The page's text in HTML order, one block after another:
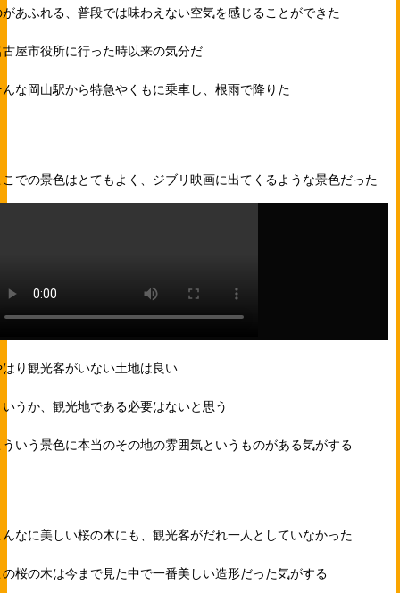
があふれる、普段では味わえない空気を感じることができた
古屋市役所に行った時以来の気分だ
んな岡山駅から特急やくもに乗車し、根雨で降りた
こでの景色はとてもよく、ジブリ映画に出てくるような景色だった
はり観光客がいない土地は良い
いうか、観光地である必要はないと思う
ういう景色に本当のその地の雰囲気というものがある気がする
んなに美しい桜の木にも、観光客がだれ一人としていなかった
の桜の木は今まで見た中で一番美しい造形だった気がする